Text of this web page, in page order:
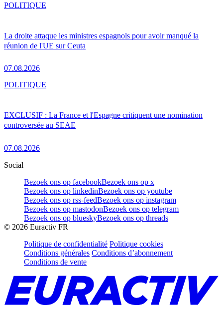
La droite attaque les ministres espagnols pour avoir manqué la
réunion de l'UE sur Ceuta
07.08.2026
POLITIQUE
EXCLUSIF : La France et l'Espagne critiquent une nomination
controversée au SEAE
07.08.2026
POLITIQUE
Social
Bezoek ons op facebookBezoek ons op x
Bezoek ons op linkedinBezoek ons op youtube
Bezoek ons op rss-feedBezoek ons op instagram
Bezoek ons op mastodonBezoek ons op telegram
Bezoek ons op blueskyBezoek ons op threads
© 2026 Euractiv FR
Politique de confidentialité Politique cookies
Conditions générales Conditions d’abonnement
Conditions de vente